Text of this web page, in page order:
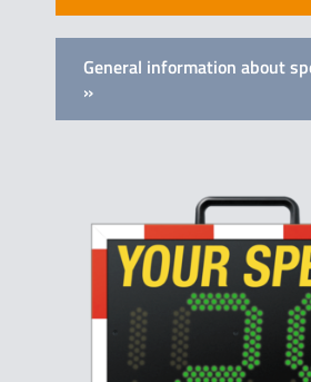
General information about
»